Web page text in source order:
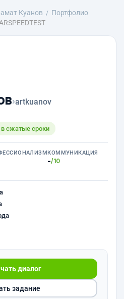
Куанов
Портфолио
›artkuanov
в сжатые сроки
КОММУНИКАЦИЯ
-/10
диалог
задание